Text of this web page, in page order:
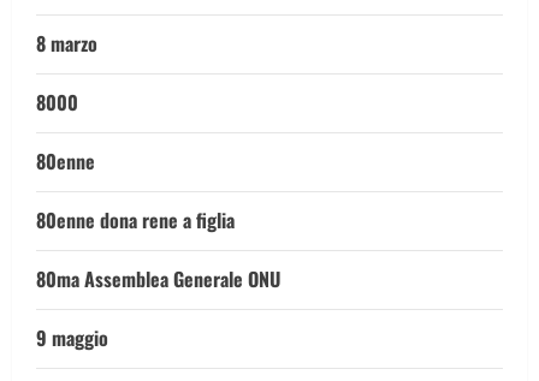
8 marzo
8000
80enne
80enne dona rene a figlia
80ma Assemblea Generale ONU
9 maggio